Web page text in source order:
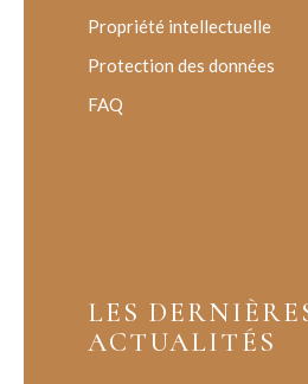
Propriété intellectuelle
Protection des données
FAQ
LES
ACTUALITÉS